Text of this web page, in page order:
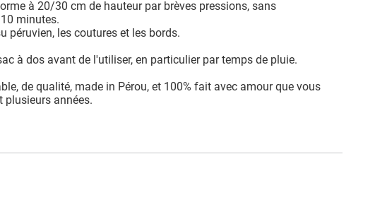
à 20/30 cm de hauteur par brèves pressions, sans
minutes.
péruvien, les coutures et les bords.
à dos avant de l'utiliser, en particulier par temps de pluie.
de qualité, made in Pérou, et 100% fait avec amour que vous
plusieurs années.